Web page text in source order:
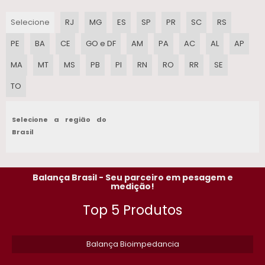
MANUTENCAO DE BALANCA RODOVIARIA EMPRESAS
BALANCA INDUSTRIAL 1000KG
BALANCA COMPUTADORA
CHECADOR DE PESO INDUSTRIAL
BALANCA PARA PET SHOP
Selecione RJ MG ES SP PR SC
RS
PE
BA CE GO e DF AM PA AC AL
AP
MA
MT MS PB PI RN RO RR
SE
TO
Selecione a região do
Brasil
Balança Brasil - Seu parceiro em pesagem e
medição!
Top 5 Produtos
Balança Bioimpedancia